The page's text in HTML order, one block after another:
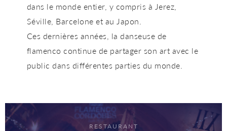
dans le monde entier, y compris à Jerez,
Séville, Barcelone et au Japon.
Ces dernières années, la danseuse de
flamenco continue de partager son art avec le
public dans différentes parties du monde.
RESTAURANT